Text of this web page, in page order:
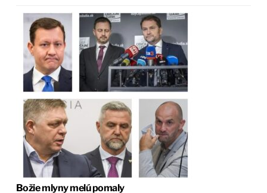
Božie mlyny melú pomaly